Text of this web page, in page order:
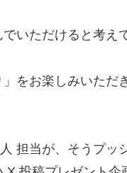
いただけると考え
をお楽しみいただ
当が、そうプッ